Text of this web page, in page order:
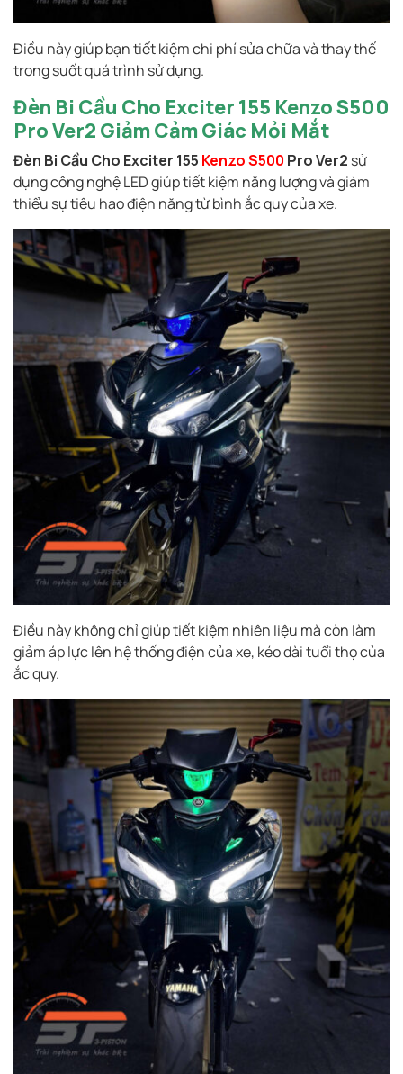
Điều này giúp bạn tiết kiệm chi phí sửa chữa và thay thế
trong suốt quá trình sử dụng.
Đèn Bi Cầu Cho Exciter 155 Kenzo S500
Pro Ver2 Giảm Cảm Giác Mỏi Mắt
Đèn Bi Cầu Cho Exciter 155 Kenzo S500 Pro Ver2 sử
dụng công nghệ LED giúp tiết kiệm năng lượng và giảm
thiểu sự tiêu hao điện năng từ bình ắc quy của xe.
Điều này không chỉ giúp tiết kiệm nhiên liệu mà còn làm
giảm áp lực lên hệ thống điện của xe, kéo dài tuổi thọ của
ắc quy.